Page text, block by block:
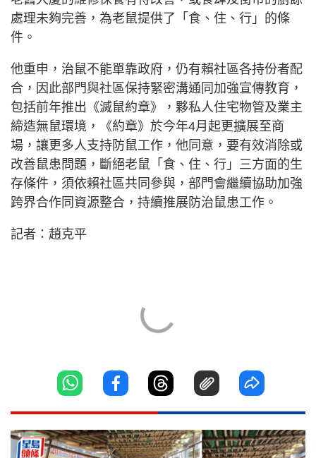
處理未夠完善，為老鼠提供了「食、住、行」的條
件。
他重申，治鼠不能單靠政府，仍有賴社區各持份者配
合，因此部門與社區保持緊密溝通同加強宣傳教育，
包括前年推出《滅鼠約章》，夥私人住宅物管及業主
締造無鼠環境，《約章》於今年4月起更擴展至商
場，讓更多人支持防鼠工作，他同意，要有效消除或
改善鼠患問題，斷絕老鼠「食、住、行」三方面的生
存條件，須依賴社區共同參與，部門會繼續協助加強
跨界合作同資源整合，持續推展防治鼠患工作。
記者：趙克平